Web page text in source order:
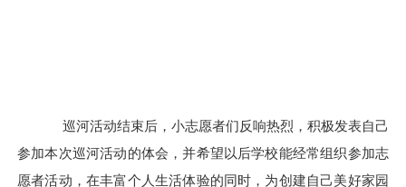
巡河活动结束后，小志愿者们反响热烈，积极发表自己
参加本次巡河活动的体会，并希望以后学校能经常组织参加志
愿者活动，在丰富个人生活体验的同时，为创建自己美好家园